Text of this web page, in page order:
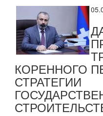
КОРЕННОГО
СТРАТЕГИИ